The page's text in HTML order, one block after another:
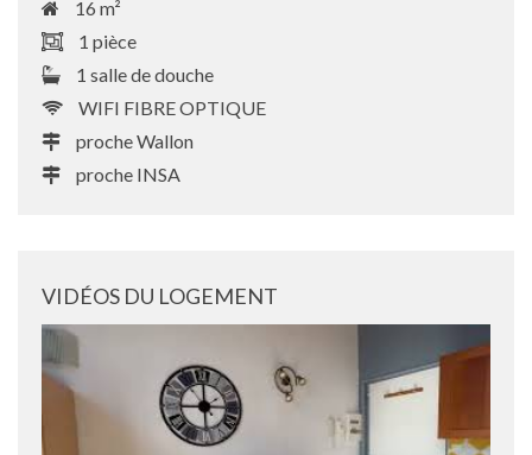
16 m²
1 pièce
1 salle de douche
WIFI FIBRE OPTIQUE
proche Wallon
proche INSA
VIDÉOS DU LOGEMENT